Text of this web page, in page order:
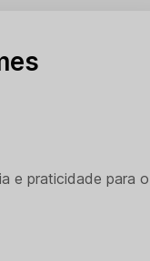
e praticidade para o